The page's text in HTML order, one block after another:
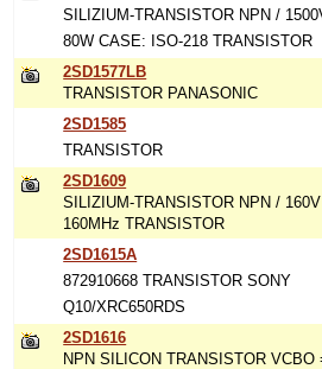
SILIZIUM-TRANSISTOR NPN /
80W CASE: ISO-218 TRANSISTOR
2SD1577LB
TRANSISTOR PANASONIC
2SD1585
TRANSISTOR
2SD1609
SILIZIUM-TRANSISTOR NPN /
160MHz TRANSISTOR
2SD1615A
872910668 TRANSISTOR SONY
Q10/XRC650RDS
2SD1616
NPN SILICON TRANSISTOR VCBO